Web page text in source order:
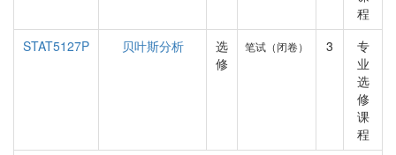
程
STAT5127P
贝叶斯分析
选
修
笔试（闭卷） 3
专
业
选
修
课
程